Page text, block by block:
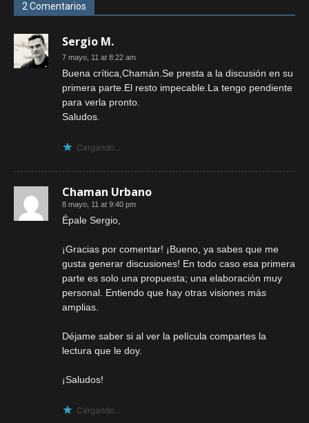
2 Comentarios
Sergio M.
7 mayo, 11 at 8:22 am
Buena crítica,Chamán.Se presta a la discusión en su
primera parte.El resto impecable.La tengo pendiente
para verla pronto.
Saludos.
Cargando...
Chaman Urbano
8 mayo, 11 at 9:40 pm
Épale Sergio,
¡Gracias por comentar! ¡Bueno, ya sabes que me
gusta generar discusiones! En todo caso esa primera
parte es solo una propuesta; una elaboración muy
personal. Entiendo que hay otras visiones más
amplias.
Déjame saber si al ver la película compartes la
lectura que le doy.
¡Saludos!
Cargando...